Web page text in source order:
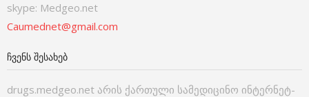
skype: Medgeo.net
Caumednet@gmail.com
ᲩᲕᲔᲜᲡ ᲨᲔᲡᲐᲮᲔᲑ
drugs.medgeo.net არის ქართული სამედიცინო ინტერნეტ-